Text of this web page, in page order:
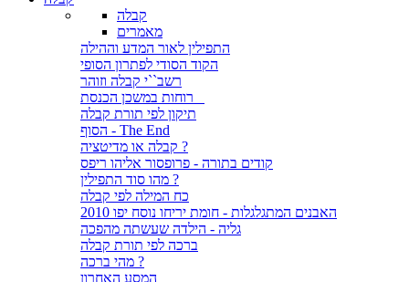
קבלה
מאמרים
התפילין לאור המדע וההילה
הקוד הסודי לפתרון הסופי
רשב``י קבלה וזוהר
תיקון לפי תורת קבלה
הסוף - The End
קבלה או מדיטציה ?
קודים בתורה - פרופסור אליהו ריפס
מהו סוד התפילין ?
כח המילה לפי קבלה
האבנים המתגלגלות - חומת יריחו נוסח יפו 2010
גליה - הילדה שעשתה מהפכה
ברכה לפי תורת קבלה
מהי ברכה ?
המסע האחרון